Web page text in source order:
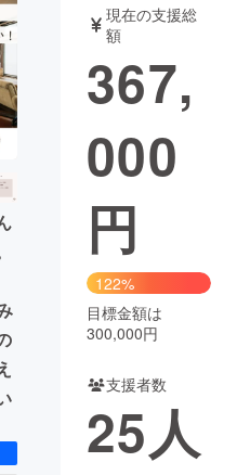
ト
書籍・雑誌
チャレンジ
CAMPFIRE Creation
machi-ya コミュニティ
現在の支援総
額
367,
000
円
122%
目標金額は
300,000円
支援者数
25人